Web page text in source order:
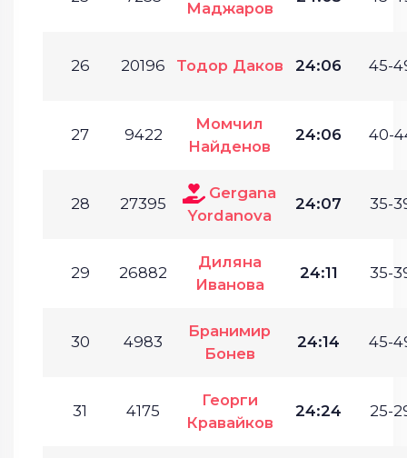
Маджаров
26 20196 Тодор Даков 24:06 45-
27 9422
Момчил
Найденов
24:06 40-
28 27395
Gergana
Yordanova
24:07 35-
29 26882
Диляна
Иванова
24:11 35-
30 4983
Бранимир
Бонев
24:14 45-
31 4175
Георги
Кравайков
24:24 25-